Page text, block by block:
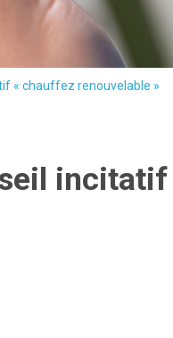
« chauffez renouvelable »